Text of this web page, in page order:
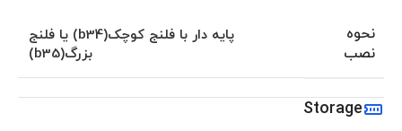
نحوه
نصب
پایه دار با فلنج کوچک(b34) یا فلنج
بزرگ(b35)
Storage